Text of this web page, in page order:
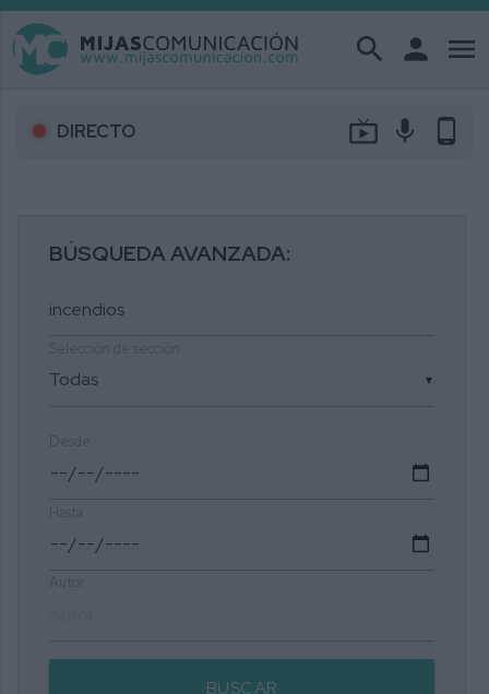
search person menu
DIRECTO live_tv mic phone_android
BÚSQUEDA AVANZADA:
▼
BUSCAR